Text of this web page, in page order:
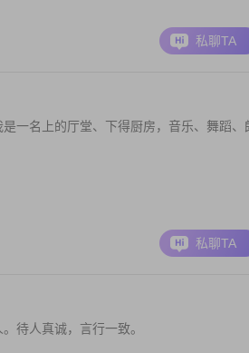
私聊TA
一名上的厅堂、下得厨房，音乐、舞蹈、
私聊TA
待人真诚，言行一致。